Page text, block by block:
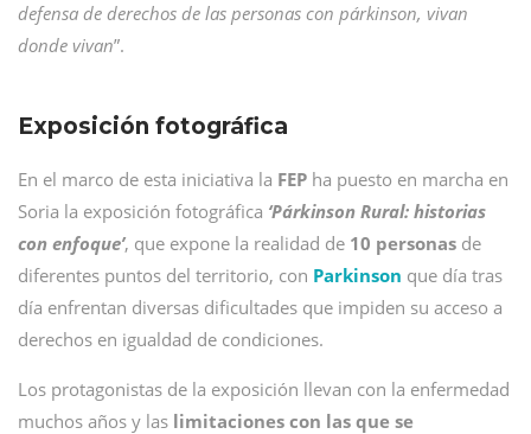
defensa de derechos de las personas con párkinson, vivan
donde vivan”.
Exposición fotográfica
En el marco de esta iniciativa la FEP ha puesto en marcha en
Soria la exposición fotográfica ‘Párkinson Rural: historias
con enfoque’, que expone la realidad de 10 personas de
diferentes puntos del territorio, con Parkinson que día tras
día enfrentan diversas dificultades que impiden su acceso a
derechos en igualdad de condiciones.
Los protagonistas de la exposición llevan con la enfermedad
muchos años y las limitaciones con las que se